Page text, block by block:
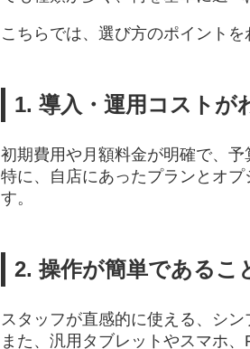
こちらでは、選び方のポイント
1. 導入・運用コストが
初期費用や月額料金が明確で、
特に、自店にあったプランとオ
す。
2. 操作が簡単であるこ
スタッフが直感的に使える、シ
また、汎用タブレットやスマホ